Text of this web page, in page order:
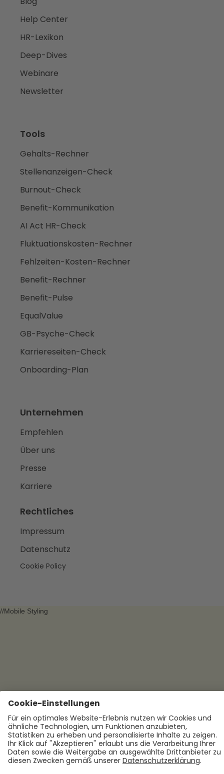
Help Center
HR-Lexikon
Deep-Dives
Webinare
Newsletter
Tools
Gehalts-Rechner
Stellenanzeigen-Check
Burnout-Check
Benefit-Kommunikation
AI Act HR-Check
Fluktuationskosten-Rechner
Fehlzeiten-Kosten-Rechner
Benefit-Rechner
Benefit-Pulse
EqualValue
GB-Psyche-Check
Karriereseiten-Check
Onboarding-Plan
Unternehmen
Empfehlen
Über uns
Presse
Karriere
Rechtliches
Impressum
Datenschutz
Cookie Policy
//Mobile Styling